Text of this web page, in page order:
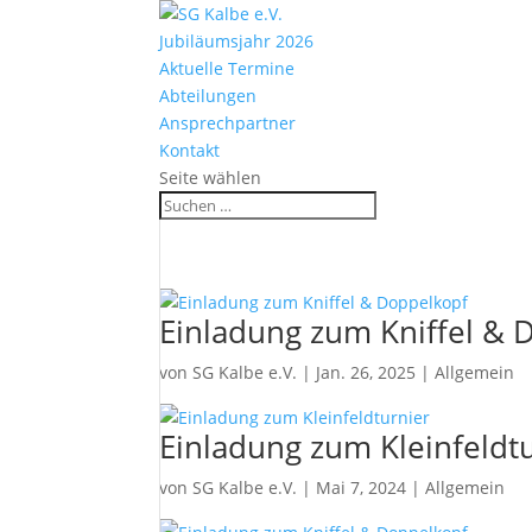
Jubiläumsjahr 2026
Aktuelle Termine
Abteilungen
Ansprechpartner
Kontakt
Seite wählen
Einladung zum Kniffel &
vonSG Kalbe e.V. | Jan. 26, 2025 |Allgemein
Einladung zum
vonSG Kalbe e.V. | Mai 7, 2024 |Allgemein